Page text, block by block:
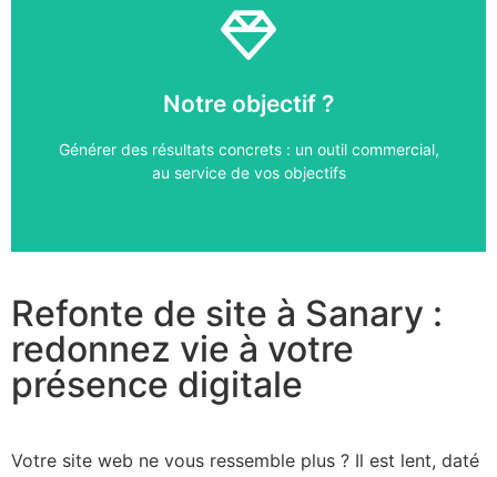
Notre objectif ?
Générer des résultats concrets : un outil commercial,
au service de vos objectifs
Rencontrons-nous
Échangeons sur votre projet
09 51 20 32 52
Refonte de site à Sanary :
redonnez vie à votre
présence digitale
Votre site web ne vous ressemble plus ? Il est lent, daté